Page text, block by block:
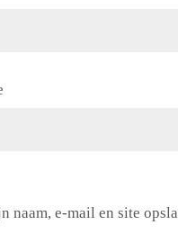
naam, e-mail en site